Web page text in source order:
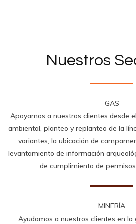
Nuestros
GAS
Apoyamos a nuestros clientes desde
ambiental, planteo y replanteo de la
variantes, la ubicación de
levantamiento de información
de cumplimiento de
MINERÍA
Ayudamos a nuestros clientes en la